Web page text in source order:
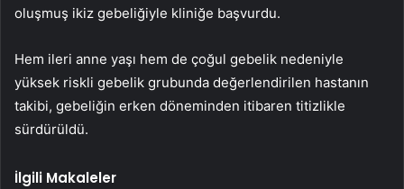
oluşmuş ikiz gebeliğiyle kliniğe başvurdu.
Hem ileri anne yaşı hem de çoğul gebelik nedeniyle
yüksek riskli gebelik grubunda değerlendirilen hastanın
takibi, gebeliğin erken döneminden itibaren titizlikle
sürdürüldü.
İlgili Makaleler